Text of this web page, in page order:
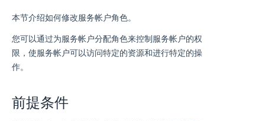
本节介绍如何修改服务帐户角色。
您可以通过为服务帐户分配角色来控制服务帐户的权
限，使服务帐户可以访问特定的资源和进行特定的操
作。
前提条件